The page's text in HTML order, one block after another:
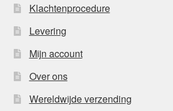
Klachtenprocedure
Levering
Mijn account
Over ons
Wereldwijde verzending